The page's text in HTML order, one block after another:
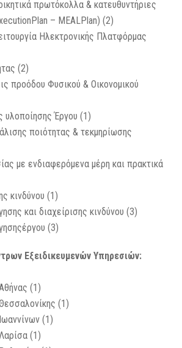
πρωτόκολλα & κατευθυντήριες
– MEALPlan) (2)
Ηλεκτρονικής Πλατφόρμας
(2)
προόδου Φυσικού & Οικονομικού
υλοποίησης Έργου (1)
ποιότητας & τεκμηρίωσης
με ενδιαφερόμενα μέρη και πρακτικά
κινδύνου (1)
και διαχείρισης κινδύνου (3)
(3)
Εξειδικευμενών Υπηρεσιών:
(1)
(1)
(1)
(1)